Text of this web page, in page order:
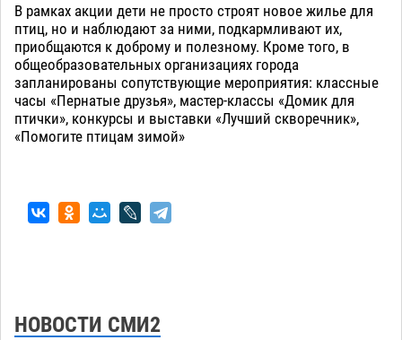
В рамках акции дети не просто строят новое жилье для
птиц, но и наблюдают за ними, подкармливают их,
приобщаются к доброму и полезному. Кроме того, в
общеобразовательных организациях города
запланированы сопутствующие мероприятия: классные
часы «Пернатые друзья», мастер-классы «Домик для
птички», конкурсы и выставки «Лучший скворечник»,
«Помогите птицам зимой»
НОВОСТИ СМИ2